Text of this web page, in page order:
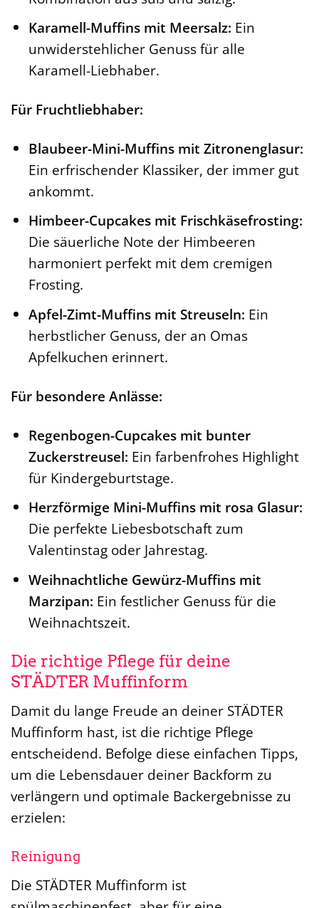
Karamell-Muffins mit Meersalz: Ein
unwiderstehlicher Genuss für alle
Karamell-Liebhaber.
Für Fruchtliebhaber:
Blaubeer-Mini-Muffins mit Zitronenglasur:
Ein erfrischender Klassiker, der immer gut
ankommt.
Himbeer-Cupcakes mit Frischkäsefrosting:
Die säuerliche Note der Himbeeren
harmoniert perfekt mit dem cremigen
Frosting.
Apfel-Zimt-Muffins mit Streuseln: Ein
herbstlicher Genuss, der an Omas
Apfelkuchen erinnert.
Für besondere Anlässe:
Regenbogen-Cupcakes mit bunter
Zuckerstreusel: Ein farbenfrohes Highlight
für Kindergeburtstage.
Herzförmige Mini-Muffins mit rosa Glasur:
Die perfekte Liebesbotschaft zum
Valentinstag oder Jahrestag.
Weihnachtliche Gewürz-Muffins mit
Marzipan: Ein festlicher Genuss für die
Weihnachtszeit.
Die richtige Pflege für deine
STÄDTER Muffinform
Damit du lange Freude an deiner STÄDTER
Muffinform hast, ist die richtige Pflege
entscheidend. Befolge diese einfachen Tipps,
um die Lebensdauer deiner Backform zu
verlängern und optimale Backergebnisse zu
erzielen:
Reinigung
Die STÄDTER Muffinform ist